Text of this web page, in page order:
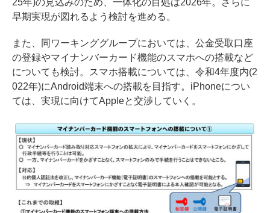
25年)の見込みのため、一体化の目処は2026年。さらに
早期実現が図れるよう検討を進める。
また、同ワーキンググループにおいては、公金受取口座
の登録やマイナンバーカード機能のスマホへの搭載など
についても検討。スマホ搭載については、令和4年度内(2
022年)にAndroid端末への搭載を目指す。iPhoneについ
ては、実現に向けてAppleと交渉していく。